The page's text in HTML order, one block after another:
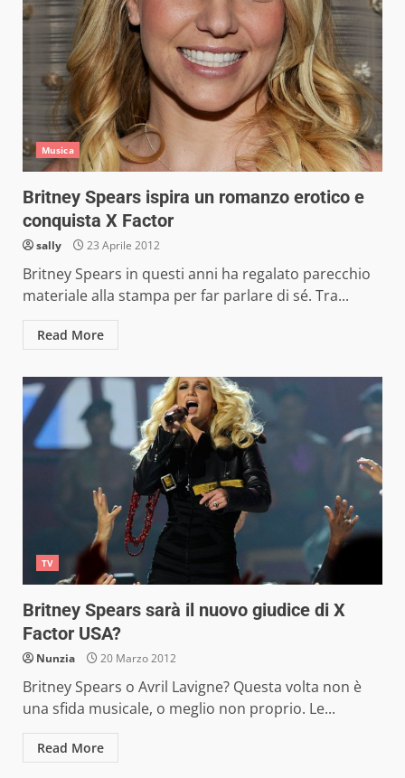
Musica
Britney Spears ispira un romanzo erotico e
conquista X Factor
sally 23 Aprile 2012
Britney Spears in questi anni ha regalato parecchio
materiale alla stampa per far parlare di sé. Tra...
Read More
TV
Britney Spears sarà il nuovo giudice di X
Factor USA?
Nunzia 20 Marzo 2012
Britney Spears o Avril Lavigne? Questa volta non è
una sfida musicale, o meglio non proprio. Le...
Read More